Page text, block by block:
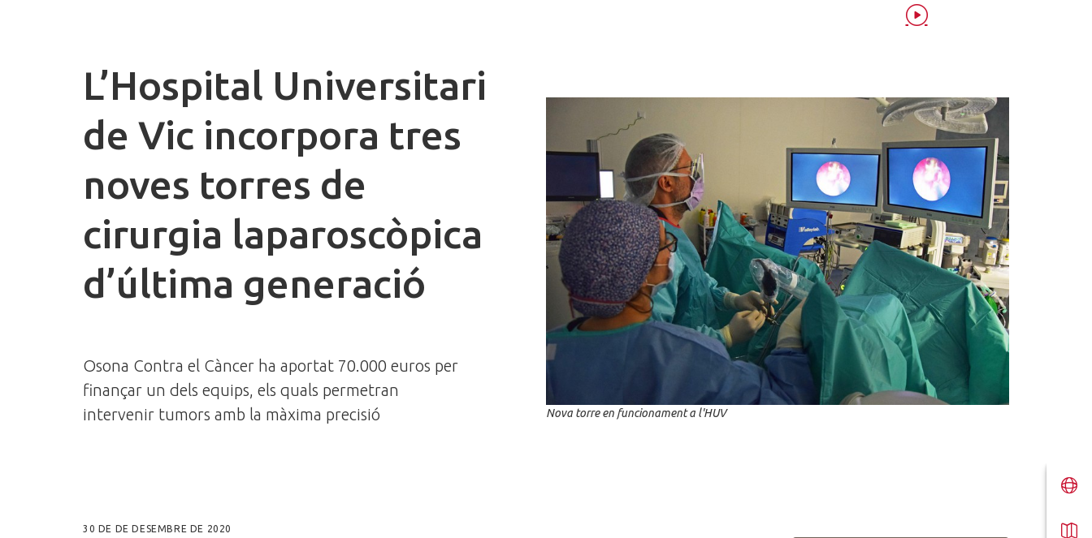
L’Hospital Universitari
de Vic incorpora tres
noves torres de
cirurgia laparoscòpica
d’última generació
Osona Contra el Càncer ha aportat 70.000 euros per
finançar un dels equips, els quals permetran
intervenir tumors amb la màxima precisió
Nova torre en funcionament a l'HUV
30 DE DE DESEMBRE DE 2020